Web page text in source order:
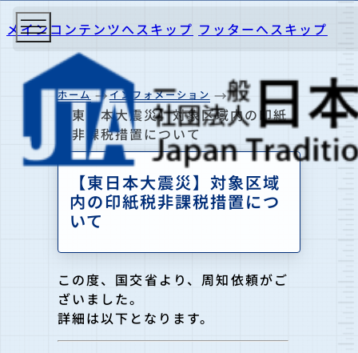
メインコンテンツへスキップ フッターへスキップ
ホーム インフォメーション
【東日本大震災】対象区域内の印紙
税非課税措置について
【東日本大震災】対象区域
内の印紙税非課税措置につ
いて
この度、国交省より、周知依頼がご
ざいました。
詳細は以下となります。